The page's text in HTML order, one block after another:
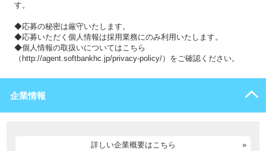
す。
◆応募の秘密は厳守いたします。
◆応募いただく個人情報は採用業務にのみ利用いたします。
◆個人情報の取扱いについてはこちら
（http://agent.softbankhc.jp/privacy-policy/）をご確認ください。
企業情報
詳しい企業概要はこちら